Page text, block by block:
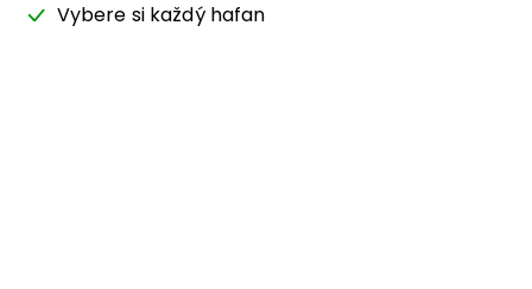
Vybere si každý hafan